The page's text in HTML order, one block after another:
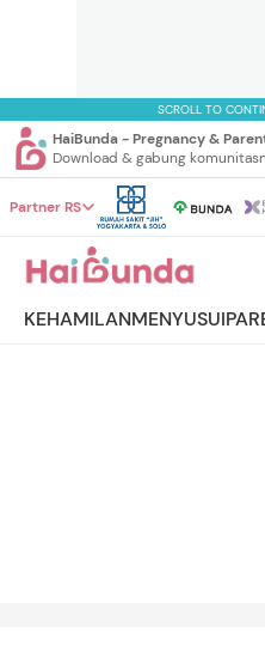
SCROLL TO
HaiBunda - Pregnancy &
Download & gabung
Partner RS
KEHAMILANMENYUSUI